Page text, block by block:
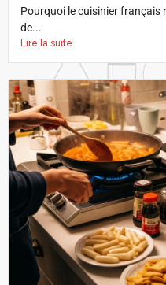
Pourquoi le cuisinier français
de...
Lire la suite